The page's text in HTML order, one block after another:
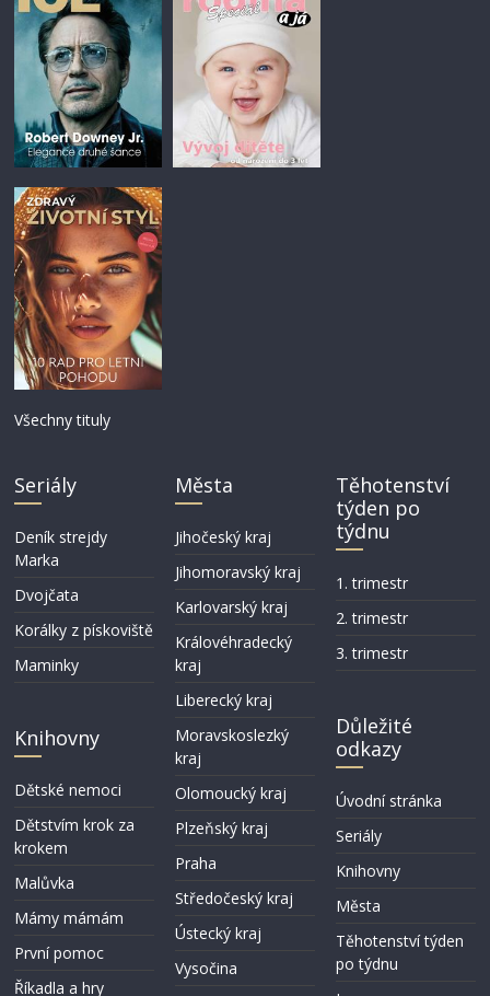
Všechny tituly
Seriály
Deník strejdy
Marka
Dvojčata
Korálky z pískoviště
Maminky
Knihovny
Dětské nemoci
Dětstvím krok za
krokem
Malůvka
Mámy mámám
První pomoc
Říkadla a hry
Města
Jihočeský kraj
Jihomoravský kraj
Karlovarský kraj
Královéhradecký
kraj
Liberecký kraj
Moravskoslezký
kraj
Olomoucký kraj
Plzeňský kraj
Praha
Středočeský kraj
Ústecký kraj
Vysočina
Těhotenství
týden po
týdnu
1. trimestr
2. trimestr
3. trimestr
Důležité
odkazy
Úvodní stránka
Seriály
Knihovny
Města
Těhotenství týden
po týdnu